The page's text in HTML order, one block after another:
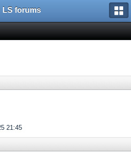
LS forums
21:45